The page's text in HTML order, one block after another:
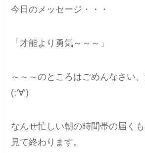
今日のメッセージ・・・
「才能より勇気～～～」
～～～のところはごめんなさい
(;’∀’)
なんせ忙しい朝の時間帯の届く
見て終わります。